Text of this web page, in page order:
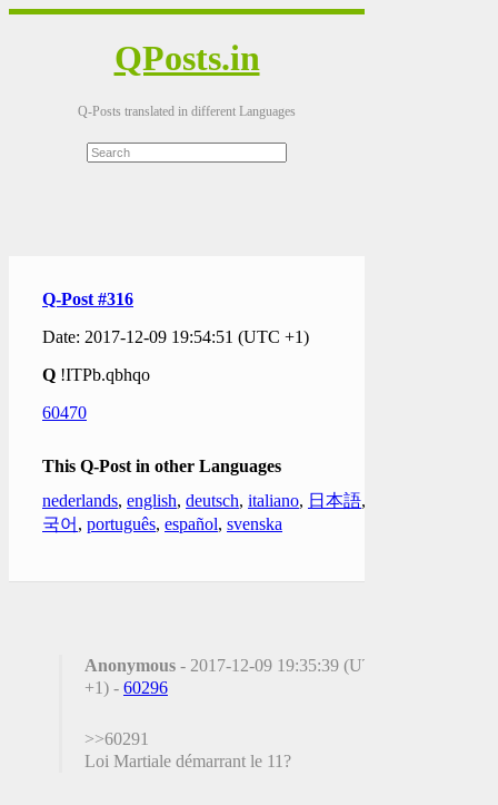
QPosts.in
Q-Posts translated in different Languages
Q-Post #316
Date: 2017-12-09 19:54:51 (UTC +1)
Q !ITPb.qbhqo
60470
This Q-Post in other Languages
nederlands, english, deutsch, italiano, 日本語,
국어 , português, español, svenska
Anonymous - 2017-12-09 19:35:39 (UTC
+1) - 60296
>>60291
Loi Martiale démarrant le 11?